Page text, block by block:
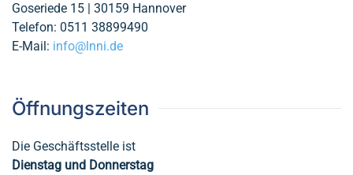
Goseriede 15 | 30159 Hannover
Telefon: 0511 38899490
E-Mail: info@lnni.de
Öffnungszeiten
Die Geschäftsstelle ist
Dienstag und Donnerstag